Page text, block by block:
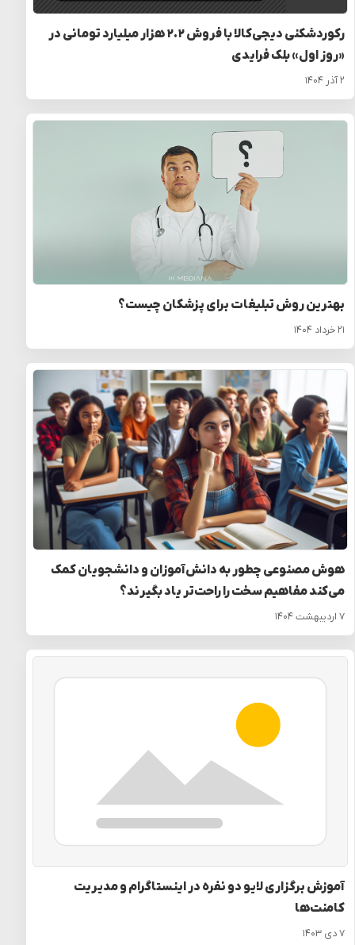
رکوردشکنی دیجی‌کالا با فروش ۲.۲ هزار میلیارد تومانی در
«روز اول» بلک فرایدی
۲ آذر ۱۴۰۴
بهترین روش تبلیغات برای پزشکان چیست؟
۲۱ خرداد ۱۴۰۴
هوش مصنوعی چطور به دانش‌آموزان و دانشجویان کمک
می‌کند مفاهیم سخت را راحت‌تر یاد بگیرند؟
۷ اردیبهشت ۱۴۰۴
آموزش برگزاری لایو دو نفره در اینستاگرام و مدیریت
کامنت‌ها
۷ دی ۱۴۰۳